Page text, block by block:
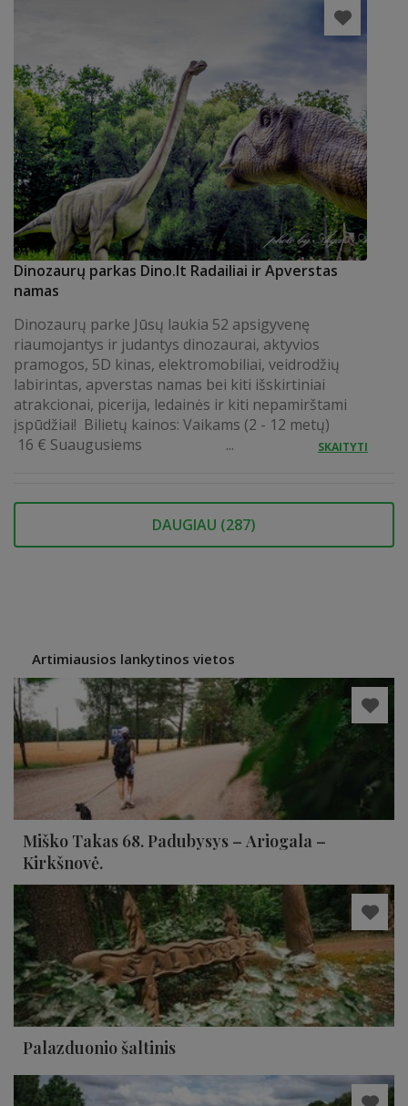
Dinozaurų parkas Dino.lt Radailiai ir Apverstas
namas
Dinozaurų parke Jūsų laukia 52 apsigyvenę
riaumojantys ir judantys dinozaurai, aktyvios
pramogos, 5D kinas, elektromobiliai, veidrodžių
labirintas, apverstas namas bei kiti išskirtiniai
atrakcionai, picerija, ledainės ir kiti nepamirštami
įspūdžiai! Bilietų kainos: Vaikams (2 - 12 metų)
16 € Suaugusiems ...
SKAITYTI
DAUGIAU (287)
Artimiausios lankytinos vietos
Miško Takas 68. Padubysys – Ariogala –
Kirkšnovė.
Palazduonio šaltinis